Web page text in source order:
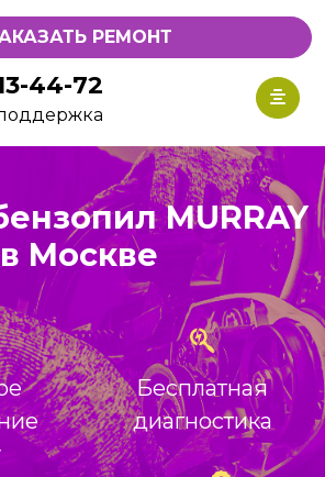
РЕМОНТ
44-72
MURRAY
в Москве
Бесплатная
диагностика